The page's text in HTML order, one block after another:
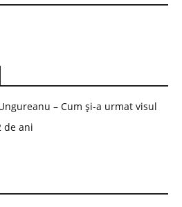
– Cum și-a urmat visul
de ani